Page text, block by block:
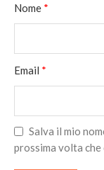
Nome *
Email *
Salva il mio
prossima volta che